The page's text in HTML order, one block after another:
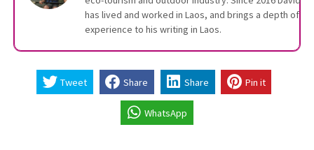
has lived and worked in Laos, and brings a depth of
experience to his writing in Laos.
Tweet Share Share Pin it
WhatsApp